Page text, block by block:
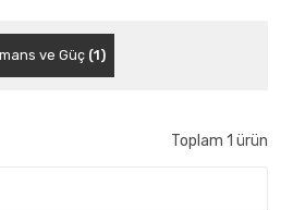
ve Güç (1)
Toplam 1 ürün